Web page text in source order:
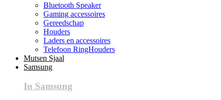
Bluetooth Speaker
Gaming accessoires
Gereedschap
Houders
Laders en accessoires
Telefoon RingHouders
Mutsen Sjaal
Samsung
In Samsung